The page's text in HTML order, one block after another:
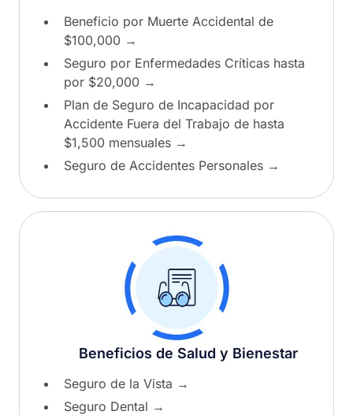
Beneficio por Muerte Accidental de
$100,000 →
Seguro por Enfermedades Críticas hasta
por $20,000 →
Plan de Seguro de Incapacidad por
Accidente Fuera del Trabajo de hasta
$1,500 mensuales →
Seguro de Accidentes Personales →
Beneficios de Salud y Bienestar
Seguro de la Vista →
Seguro Dental →